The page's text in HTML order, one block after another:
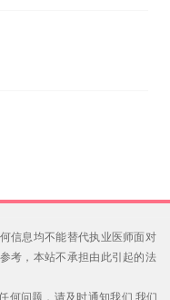
信息均不能替代执业医师面对
考，本站不承担由此引起的法
何问题，请及时通知我们,我们